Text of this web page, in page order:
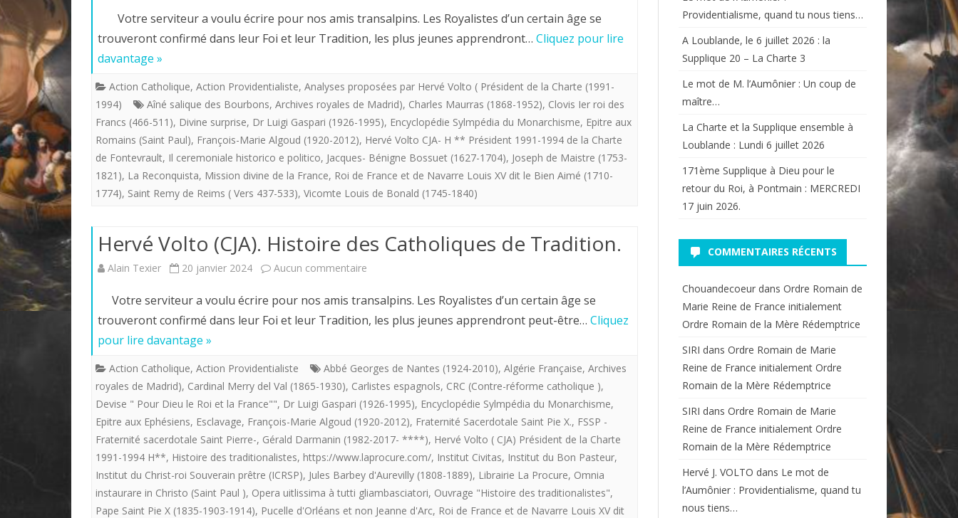
Volto
CJA).
La
légitimité
du
Votre serviteur a voulu écrire pour nos amis transalpins. Les Royalistes d’un certain âge se
trouveront confirmé dans leur Foi et leur Tradition, les plus jeunes apprendront… Cliquez pour lire
davantage »
Action Catholique, Action Providentialiste, Analyses proposées par Hervé Volto ( Président de la Charte (1991-
1994)
Aîné salique des Bourbons, Archives royales de Madrid), Charles Maurras (1868-1952), Clovis Ier roi des
Francs (466-511), Divine surprise, Dr Luigi Gaspari (1926-1995), Encyclopédie Sylmpédia du Monarchisme, Epitre aux
Romains (Saint Paul), François-Marie Algoud (1920-2012), Hervé Volto CJA- H ** Président 1991-1994 de la Charte
de Fontevrault, Il ceremoniale historico e politico, Jacques- Bénigne Bossuet (1627-1704), Joseph de Maistre (1753-
1821), La Reconquista, Mission divine de la France, Roi de France et de Navarre Louis XV dit le Bien Aimé (1710-
1774), Saint Remy de Reims ( Vers 437-533), Vicomte Louis de Bonald (1745-1840)
Hervé Volto (CJA). Histoire des Catholiques de Tradition.
Alain Texier 20 janvier 2024 Aucun commentaire
Volto
Histoire
des
Catholiques
de
Tradition.
Votre serviteur a voulu écrire pour nos amis transalpins. Les Royalistes d’un certain âge se
trouveront confirmé dans leur Foi et leur Tradition, les plus jeunes apprendront peut-être… Cliquez
pour lire davantage »
Action Catholique, Action Providentialiste Abbé Georges de Nantes (1924-2010), Algérie Française, Archives
royales de Madrid), Cardinal Merry del Val (1865-1930), Carlistes espagnols, CRC (Contre-réforme catholique ),
Devise " Pour Dieu le Roi et la France"", Dr Luigi Gaspari (1926-1995), Encyclopédie Sylmpédia du Monarchisme,
Epitre aux Ephésiens, Esclavage, François-Marie Algoud (1920-2012), Fraternité Sacerdotale Saint Pie X., FSSP -
Fraternité sacerdotale Saint Pierre-, Gérald Darmanin (1982-2017- ****), Hervé Volto ( CJA) Président de la Charte
1991-1994 H**, Histoire des traditionalistes, https://www.laprocure.com/, Institut Civitas, Institut du Bon Pasteur,
Institut du Christ-roi Souverain prêtre (ICRSP), Jules Barbey d'Aurevilly (1808-1889), Librairie La Procure, Omnia
instaurare in Christo (Saint Paul ), Opera uitlissima à tutti gliambasciatori, Ouvrage "Histoire des traditionalistes",
Pape Saint Pie X (1835-1903-1914), Pucelle d'Orléans et non Jeanne d'Arc, Roi de France et de Navarre Louis XV dit
Providentialisme, quand tu nous tiens…
A Loublande, le 6 juillet 2026 : la
Supplique 20 – La Charte 3
Le mot de M. l’Aumônier : Un coup de
maître…
La Charte et la Supplique ensemble à
Loublande : Lundi 6 juillet 2026
171ème Supplique à Dieu pour le
retour du Roi, à Pontmain : MERCREDI
17 juin 2026.
COMMENTAIRES RÉCENTS
Chouandecoeurdans Ordre Romain de
Marie Reine de France initialement
Ordre Romain de la Mère Rédemptrice
SIRI dans Ordre Romain de Marie
Reine de France initialement Ordre
Romain de la Mère Rédemptrice
SIRI dans Ordre Romain de Marie
Reine de France initialement Ordre
Romain de la Mère Rédemptrice
Hervé J. VOLTO dans Le mot de
l’Aumônier : Providentialisme, quand tu
nous tiens…